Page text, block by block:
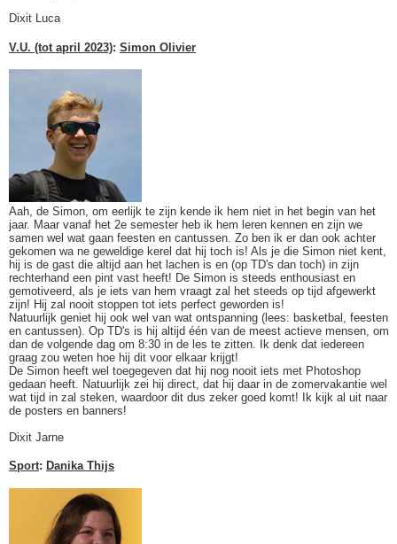
Dixit Luca
V.U. (tot april 2023): Simon Olivier
Aah, de Simon, om eerlijk te zijn kende ik hem niet in het begin van het
jaar. Maar vanaf het 2e semester heb ik hem leren kennen en zijn we
samen wel wat gaan feesten en cantussen. Zo ben ik er dan ook achter
gekomen wa ne geweldige kerel dat hij toch is! Als je die Simon niet kent,
hij is de gast die altijd aan het lachen is en (op TD's dan toch) in zijn
rechterhand een pint vast heeft! De Simon is steeds enthousiast en
gemotiveerd, als je iets van hem vraagt zal het steeds op tijd afgewerkt
zijn! Hij zal nooit stoppen tot iets perfect geworden is!
Natuurlijk geniet hij ook wel van wat ontspanning (lees: basketbal, feesten
en cantussen). Op TD's is hij altijd één van de meest actieve mensen, om
dan de volgende dag om 8:30 in de les te zitten. Ik denk dat iedereen
graag zou weten hoe hij dit voor elkaar krijgt!
De Simon heeft wel toegegeven dat hij nog nooit iets met Photoshop
gedaan heeft. Natuurlijk zei hij direct, dat hij daar in de zomervakantie wel
wat tijd in zal steken, waardoor dit dus zeker goed komt! Ik kijk al uit naar
de posters en banners!
Dixit Jarne
Sport: Danika Thijs